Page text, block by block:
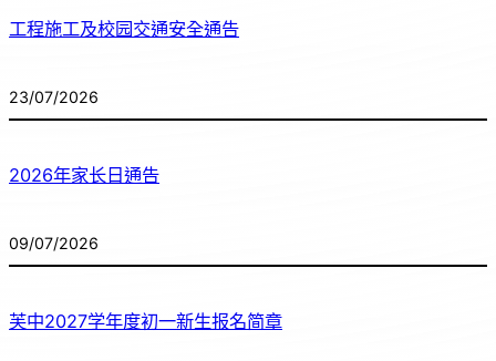
工程施工及校园交通安全通告
23/07/2026
2026年家长日通告
09/07/2026
芙中2027学年度初一新生报名简章